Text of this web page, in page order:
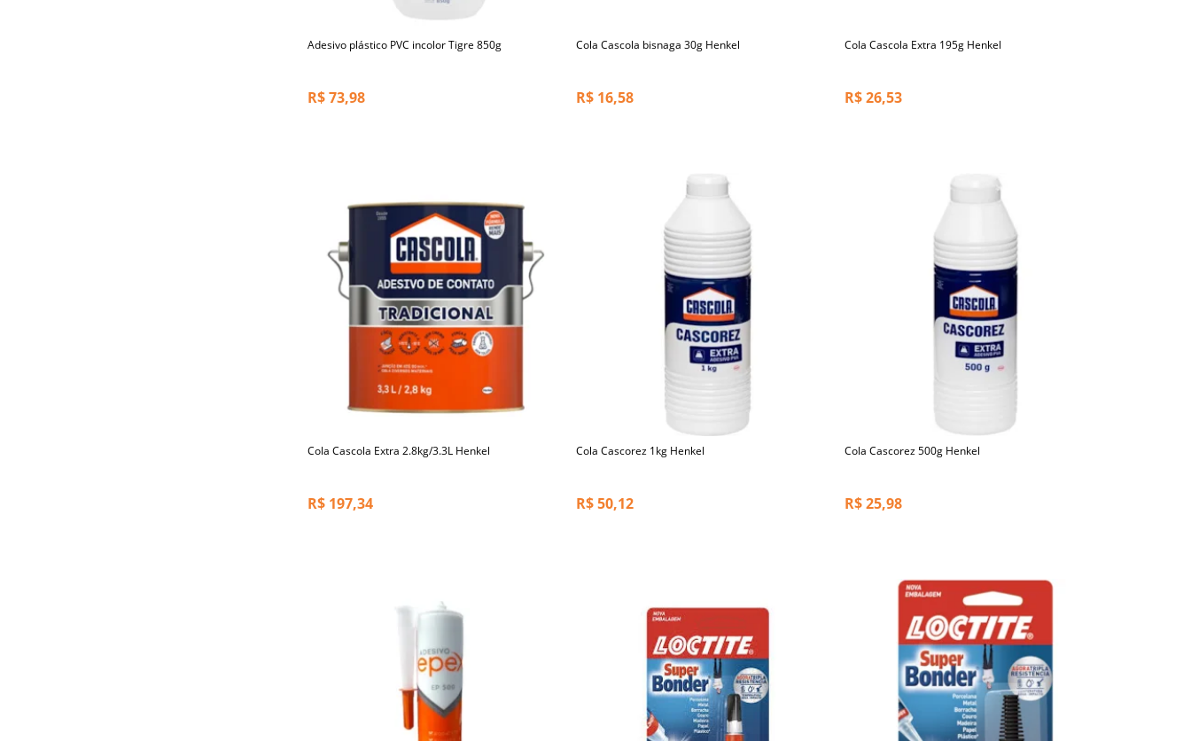
Adesivo plástico PVC incolor Tigre 850g
R$73,98
Cola Cascola bisnaga 30g Henkel
R$ 16,58
Cola Cascola Extra 195g Henkel
R$ 26,53
Cola Cascola Extra 2.8kg/3.3L Henkel
R$ 197,34
Cola Cascorez 1kg Henkel
R$50,12
Cola Cascorez 500g Henkel
R$ 25,98